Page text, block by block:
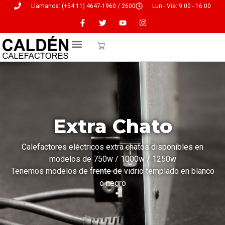
Llamanos: (+54 11) 4647-1960 / 2600 Lun - Vie: 9:00 - 16:00
Extra Chato
Calefactores eléctricos extra chatos disponibles en
modelos de 750w / 1000w / 1250w
Tenemos modelos de frente de vidrio templado en blanco
o negro